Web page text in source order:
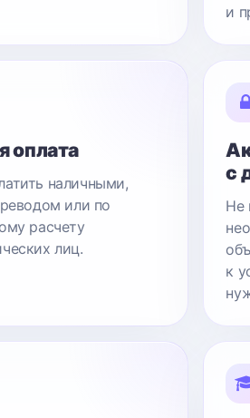
и
оплата
наличными,
или по
расчету
лиц.
с
Не
к